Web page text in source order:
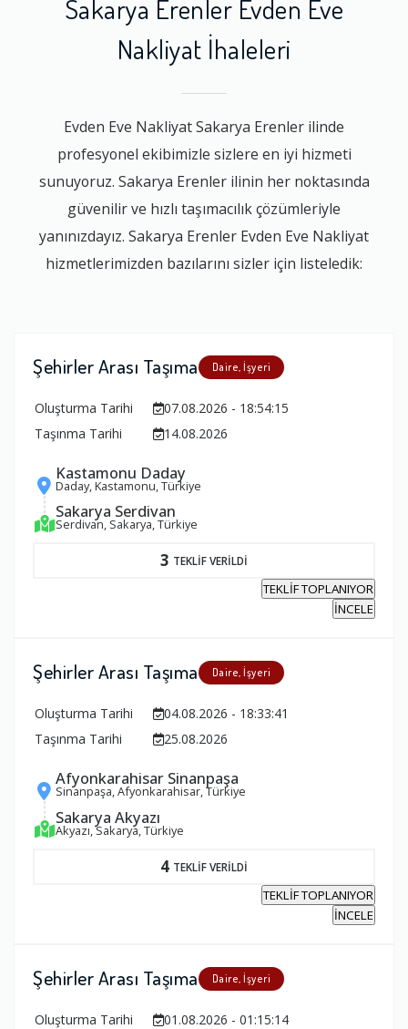
Sakarya Erenler Evden Eve
Nakliyat İhaleleri
Evden Eve Nakliyat Sakarya Erenler ilinde
profesyonel ekibimizle sizlere en iyi hizmeti
sunuyoruz. Sakarya Erenler ilinin her noktasında
güvenilir ve hızlı taşımacılık çözümleriyle
yanınızdayız. Sakarya Erenler Evden Eve Nakliyat
hizmetlerimizden bazılarını sizler için listeledik:
Şehirler Arası Taşıma Daire, İşyeri
Oluşturma Tarihi
07.08.2026 - 18:54:15
Taşınma Tarihi
14.08.2026
Kastamonu Daday
Daday, Kastamonu, Türkiye
Sakarya Serdivan
Serdivan, Sakarya, Türkiye
3 TEKLİF VERİLDİ
TEKLİF TOPLANIYOR
İNCELE
Şehirler Arası Taşıma Daire, İşyeri
Oluşturma Tarihi
04.08.2026 - 18:33:41
Taşınma Tarihi
25.08.2026
Afyonkarahisar Sinanpaşa
Sinanpaşa, Afyonkarahisar, Türkiye
Sakarya Akyazı
Akyazı, Sakarya, Türkiye
4 TEKLİF VERİLDİ
TEKLİF TOPLANIYOR
İNCELE
Şehirler Arası Taşıma Daire, İşyeri
Oluşturma Tarihi
01.08.2026 - 01:15:14